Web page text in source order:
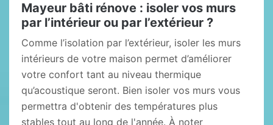
Mayeur bâti rénove : isoler vos murs
par l’intérieur ou par l’extérieur ?
Comme l’isolation par l’extérieur, isoler les murs
intérieurs de votre maison permet d’améliorer
votre confort tant au niveau thermique
qu’acoustique seront. Bien isoler vos murs vous
permettra d'obtenir des températures plus
stables tout au long de l'année. À noter